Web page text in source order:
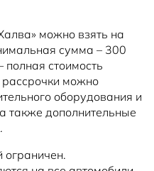
можно взять на
сумма – 300
стоимость
можно
оборудования и
также дополнительные
ограничен.